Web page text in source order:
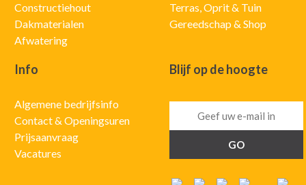
Constructiehout
Dakmaterialen
Afwatering
Terras, Oprit & Tuin
Gereedschap & Shop
Info
Algemene bedrijfsinfo
Contact & Openingsuren
Prijsaanvraag
Vacatures
Blijf op de hoogte